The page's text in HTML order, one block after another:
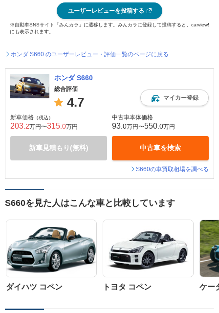
ユーザーレビューを投稿する
※自動車SNSサイト「みんカラ」に遷移します。みんカラに登録して投稿すると、carview!
にも表示されます。
ホンダ S660 のユーザーレビュー・評価一覧のページに戻る
ホンダ S660
総合評価
4.7 マイカー登録
新車価格 （税込）
203 .2万円〜315 .0万円
新車見積もり(無料)
中古車本体価格
93 .0万円〜550 .0万円
中古車を検索
S660の車買取相場を調べる
S660を見た人はこんな車と比較しています
ダイハツ コペン トヨタ コペン ケー